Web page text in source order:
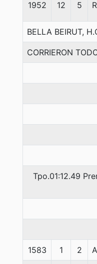
1952 12 5
BELLA BEIRUT,
CORRIERON
Tpo.01:12.49
1583 1 2